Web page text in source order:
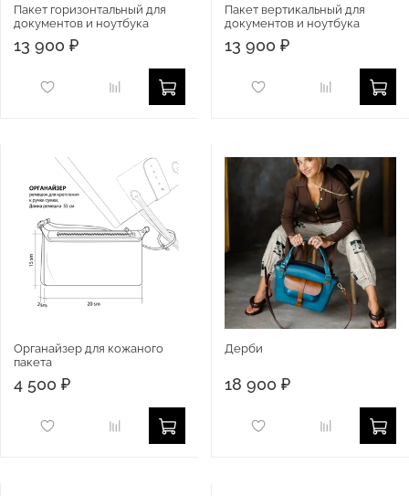
Пакет горизонтальный для
документов и ноутбука
13 900 ₽
Пакет вертикальный для
документов и ноутбука
13 900 ₽
Органайзер для кожаного
пакета
4 500 ₽
Дерби
18 900 ₽